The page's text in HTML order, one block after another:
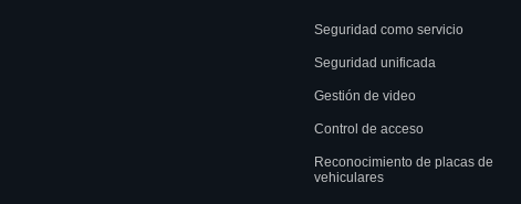
Seguridad como servicio
Seguridad unificada
Gestión de video
Control de acceso
Reconocimiento de placas de
vehiculares